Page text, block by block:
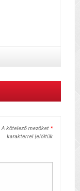
A kötelező mezőket *
karakterrel jelöltük